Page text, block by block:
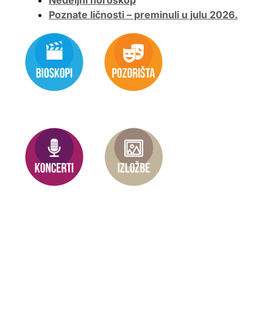
Poznate ličnosti – preminuli u julu 2026.